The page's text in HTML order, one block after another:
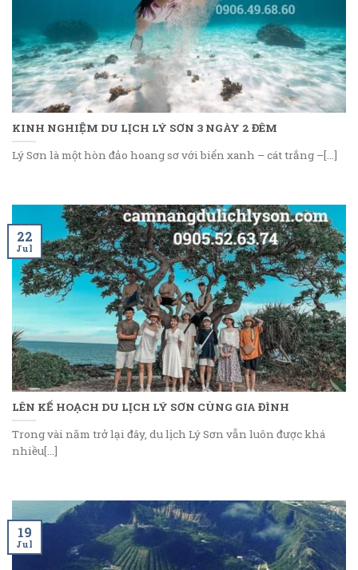
KINH NGHIỆM DU LỊCH LÝ SƠN 3 NGÀY 2 ĐÊM
Lý Sơn là một hòn đảo hoang sơ với biển xanh – cát trắng –[...]
LÊN KẾ HOẠCH DU LỊCH LÝ SƠN CÙNG GIA ĐÌNH
Trong vài năm trở lại đây, du lịch Lý Sơn vẫn luôn được khá
nhiều[...]
22
Jul
19
Jul